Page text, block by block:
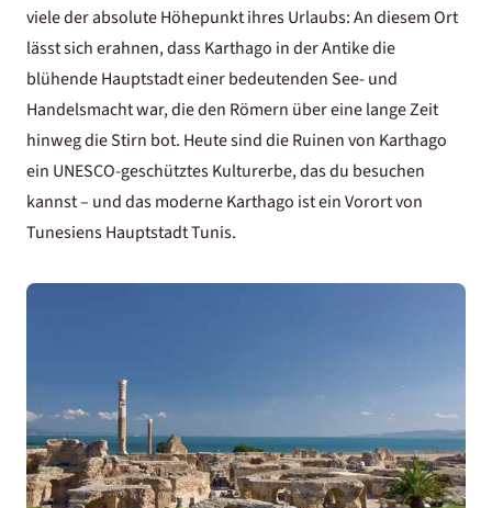
viele der absolute Höhepunkt ihres Urlaubs: An diesem Ort
lässt sich erahnen, dass Karthago in der Antike die
blühende Hauptstadt einer bedeutenden See- und
Handelsmacht war, die den Römern über eine lange Zeit
hinweg die Stirn bot. Heute sind die Ruinen von Karthago
ein UNESCO-geschütztes Kulturerbe, das du besuchen
kannst – und das moderne Karthago ist ein Vorort von
Tunesiens Hauptstadt Tunis.